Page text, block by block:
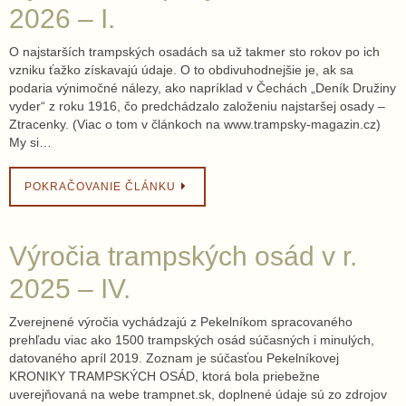
2026 – I.
O najstarších trampských osadách sa už takmer sto rokov po ich
vzniku ťažko získavajú údaje. O to obdivuhodnejšie je, ak sa
podaria výnimočné nálezy, ako napríklad v Čechách „Deník Družiny
vyder“ z roku 1916, čo predchádzalo založeniu najstaršej osady –
Ztracenky. (Viac o tom v článkoch na www.trampsky-magazin.cz)
My si…
POKRAČOVANIE ČLÁNKU
Výročia trampských osád v r.
2025 – IV.
Zverejnené výročia vychádzajú z Pekelníkom spracovaného
prehľadu viac ako 1500 trampských osád súčasných i minulých,
datovaného apríl 2019. Zoznam je súčasťou Pekelníkovej
KRONIKY TRAMPSKÝCH OSÁD, ktorá bola priebežne
uverejňovaná na webe trampnet.sk, doplnené údaje sú zo zdrojov